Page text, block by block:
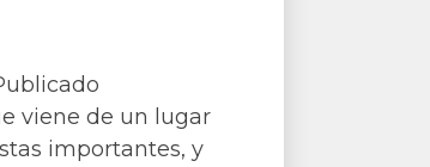
viene de un lugar
importantes, y